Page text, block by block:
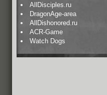
AllDisciples.ru
DragonAge-area
AllDishonored.ru
ACR-Game
Watch Dogs